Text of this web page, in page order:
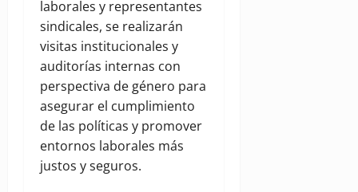
laborales y representantes
sindicales, se realizarán
visitas institucionales y
auditorías internas con
perspectiva de género para
asegurar el cumplimiento
de las políticas y promover
entornos laborales más
justos y seguros.